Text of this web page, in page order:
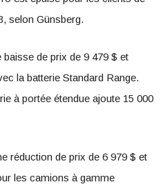
selon Günsberg.
de prix de 9 479 $ et
la batterie Standard Range.
à portée étendue ajoute 15 000
réduction de prix de 6 979 $ et
les camions à gamme